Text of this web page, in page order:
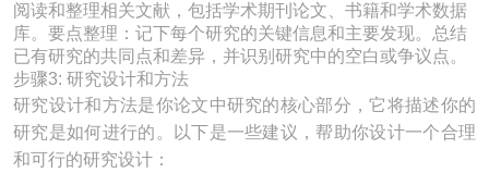
阅读和整理相关文献，包括学术期刊论文、书籍和学术数据
库。要点整理：记下每个研究的关键信息和主要发现。总结
已有研究的共同点和差异，并识别研究中的空白或争议点。
步骤3: 研究设计和方法
研究设计和方法是你论文中研究的核心部分，它将描述你的
研究是如何进行的。以下是一些建议，帮助你设计一个合理
和可行的研究设计：